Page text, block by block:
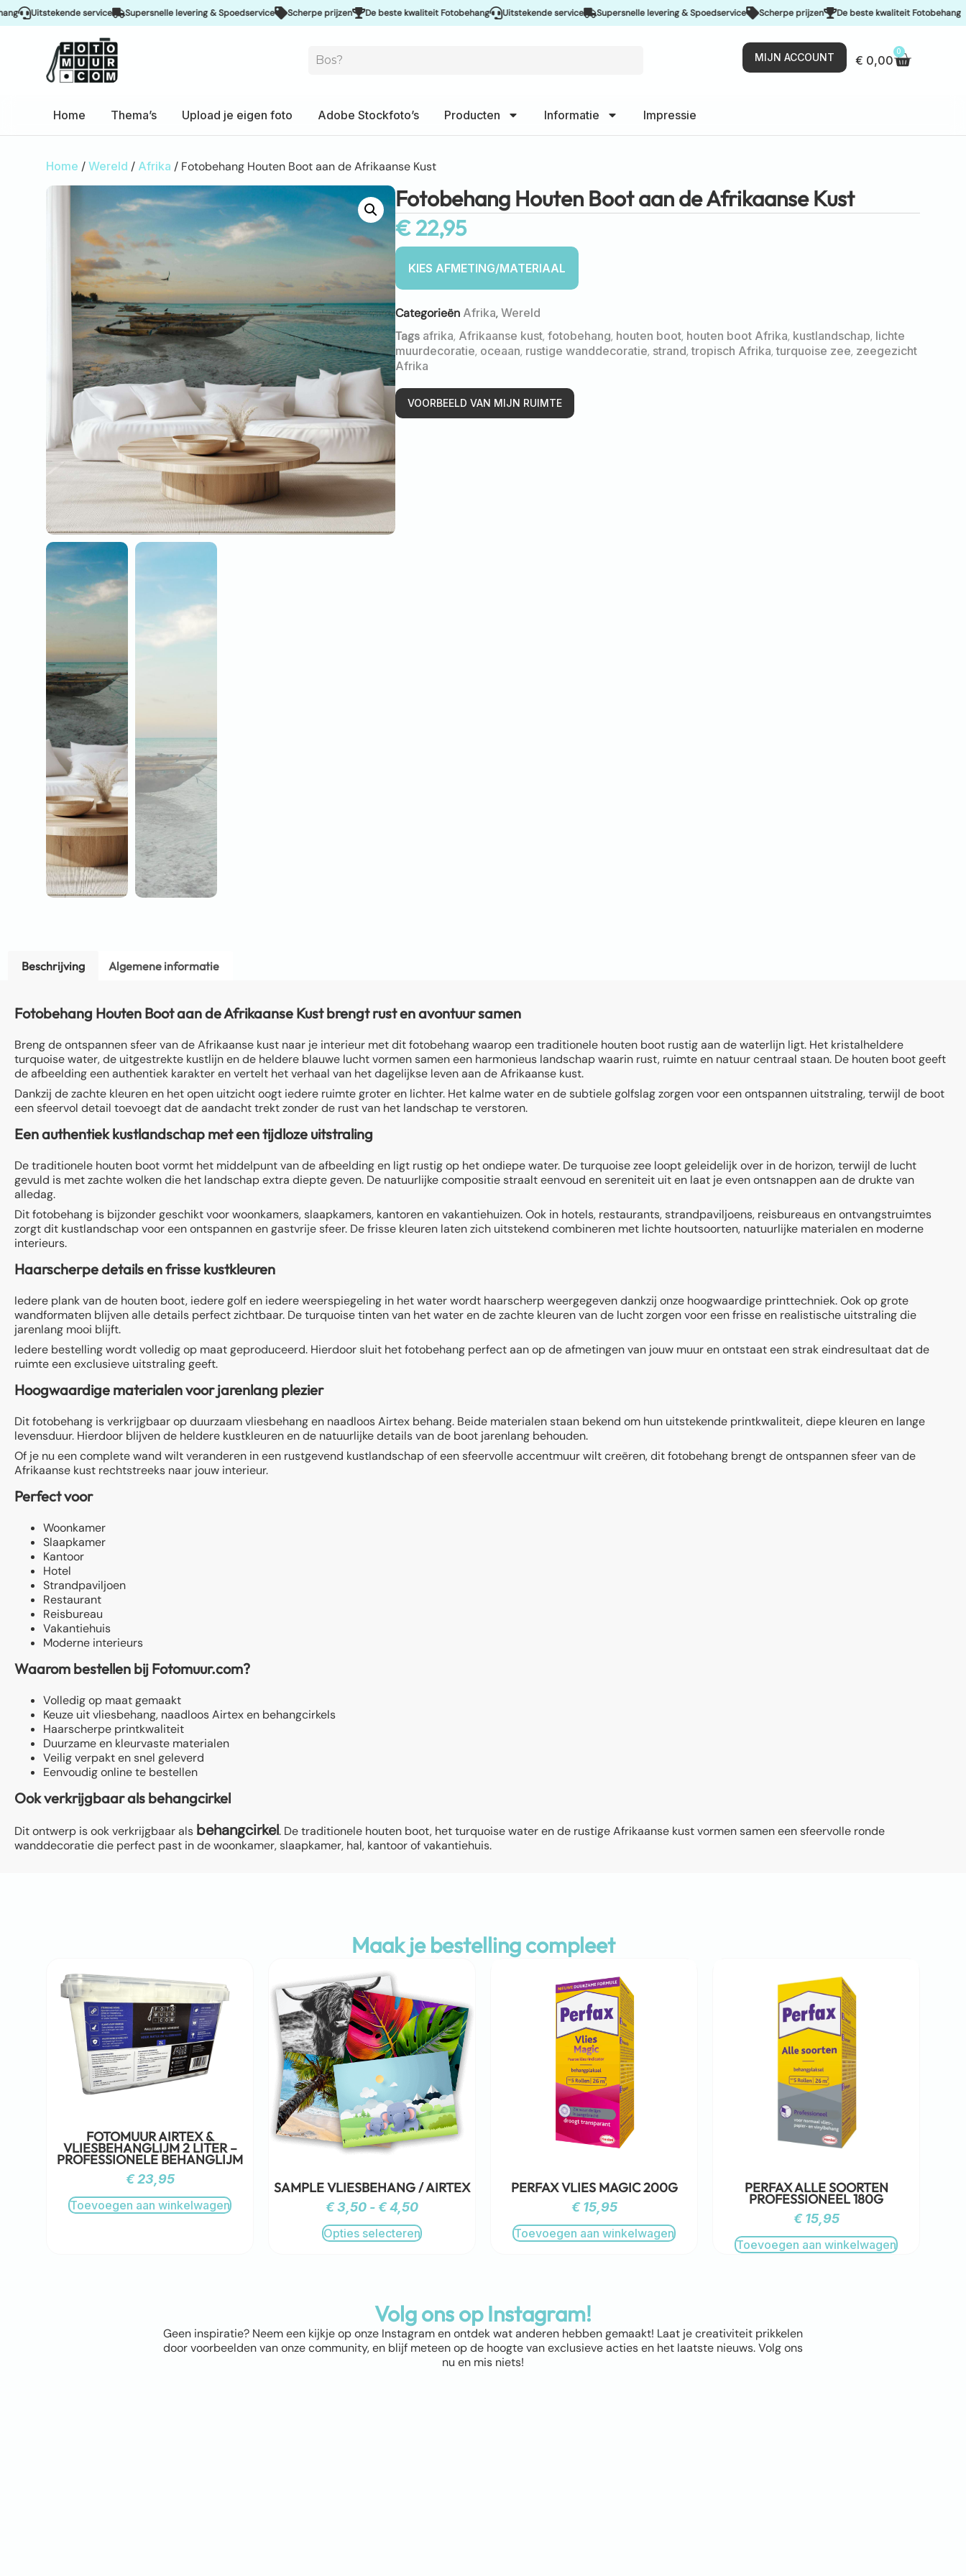
service Supersnelle levering & Spoedservice Scherpe prijzen De beste kwaliteit Fotobehang Uitstekende service Supersnelle levering & Spoedservice Scherpe prijzen De beste kwaliteit Fotobehang
MIJN ACCOUNT € 0,00
0
Home Thema’s Upload je eigen foto Adobe Stockfoto’s Producten Informatie Impressie
Home / Wereld / Afrika / Fotobehang Houten Boot aan de Afrikaanse Kust
Fotobehang Houten Boot aan de Afrikaanse Kust
€22,95
Categorieën Afrika,Wereld
Tags afrika, Afrikaanse kust,fotobehang, houten boot, houten boot Afrika, kustlandschap, lichte
muurdecoratie, oceaan, rustige wanddecoratie, strand,tropisch Afrika,turquoise zee, zeegezicht
Afrika
VOORBEELD VAN MIJN RUIMTE
Beschrijving Algemene informatie
Fotobehang Houten Boot aan de Afrikaanse Kust brengt rust en avontuur samen
Breng de ontspannen sfeer van de Afrikaanse kust naar je interieur met dit fotobehang waarop een traditionele houten boot rustig aan de waterlijn ligt. Het kristalheldere
turquoise water, de uitgestrekte kustlijn en de heldere blauwe lucht vormen samen een harmonieus landschap waarin rust, ruimte en natuur centraal staan. De houten boot geeft
de afbeelding een authentiek karakter en vertelt het verhaal van het dagelijkse leven aan de Afrikaanse kust.
Dankzij de zachte kleuren en het open uitzicht oogt iedere ruimte groter en lichter. Het kalme water en de subtiele golfslag zorgen voor een ontspannen uitstraling, terwijl de boot
een sfeervol detail toevoegt dat de aandacht trekt zonder de rust van het landschap te verstoren.
Een authentiek kustlandschap met een tijdloze uitstraling
De traditionele houten boot vormt het middelpunt van de afbeelding en ligt rustig op het ondiepe water. De turquoise zee loopt geleidelijk over in de horizon, terwijl de lucht
gevuld is met zachte wolken die het landschap extra diepte geven. De natuurlijke compositie straalt eenvoud en sereniteit uit en laat je even ontsnappen aan de drukte van
alledag.
Dit fotobehang is bijzonder geschikt voor woonkamers, slaapkamers, kantoren en vakantiehuizen. Ook in hotels, restaurants, strandpaviljoens, reisbureaus en ontvangstruimtes
zorgt dit kustlandschap voor een ontspannen en gastvrije sfeer. De frisse kleuren laten zich uitstekend combineren met lichte houtsoorten, natuurlijke materialen en moderne
interieurs.
Haarscherpe details en frisse kustkleuren
Iedere plank van de houten boot, iedere golf en iedere weerspiegeling in het water wordt haarscherp weergegeven dankzij onze hoogwaardige printtechniek. Ook op grote
wandformaten blijven alle details perfect zichtbaar. De turquoise tinten van het water en de zachte kleuren van de lucht zorgen voor een frisse en realistische uitstraling die
jarenlang mooi blijft.
Iedere bestelling wordt volledig op maat geproduceerd. Hierdoor sluit het fotobehang perfect aan op de afmetingen van jouw muur en ontstaat een strak eindresultaat dat de
ruimte een exclusieve uitstraling geeft.
Hoogwaardige materialen voor jarenlang plezier
Dit fotobehang is verkrijgbaar op duurzaam vliesbehang en naadloos Airtex behang. Beide materialen staan bekend om hun uitstekende printkwaliteit, diepe kleuren en lange
levensduur. Hierdoor blijven de heldere kustkleuren en de natuurlijke details van de boot jarenlang behouden.
Of je nu een complete wand wilt veranderen in een rustgevend kustlandschap of een sfeervolle accentmuur wilt creëren, dit fotobehang brengt de ontspannen sfeer van de
Afrikaanse kust rechtstreeks naar jouw interieur.
Perfect voor
Woonkamer
Slaapkamer
Kantoor
Hotel
Strandpaviljoen
Restaurant
Reisbureau
Vakantiehuis
Moderne interieurs
Waarom bestellen bij Fotomuur.com?
Volledig op maat gemaakt
Keuze uit vliesbehang, naadloos Airtex en behangcirkels
Haarscherpe printkwaliteit
Duurzame en kleurvaste materialen
Veilig verpakt en snel geleverd
Eenvoudig online te bestellen
Ook verkrijgbaar als behangcirkel
Dit ontwerp is ook verkrijgbaar als behangcirkel. De traditionele houten boot, het turquoise water en de rustige Afrikaanse kust vormen samen een sfeervolle ronde
wanddecoratie die perfect past in de woonkamer, slaapkamer, hal, kantoor of vakantiehuis.
Maak je bestelling compleet
FOTOMUUR AIRTEX &
VLIESBEHANGLIJM 2 LITER –
PROFESSIONELE BEHANGLIJM
€23,95
Toevoegen aan winkelwagen
SAMPLE VLIESBEHANG / AIRTEX
€3,50 - €4,50
Opties selecteren
PERFAX VLIES MAGIC 200G
€15,95
Toevoegen aan winkelwagen
PERFAX ALLE SOORTEN
PROFESSIONEEL 180G
€15,95
Toevoegen aan winkelwagen
Volg ons op Instagram!
Geen inspiratie? Neem een kijkje op onze Instagram en ontdek wat anderen hebben gemaakt! Laat je creativiteit prikkelen
door voorbeelden van onze community, en blijf meteen op de hoogte van exclusieve acties en het laatste nieuws. Volg ons
nu en mis niets!